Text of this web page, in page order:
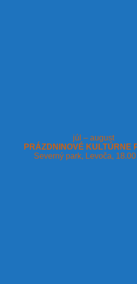
júl – august
PRÁZDNINOVÉ KULTÚRNE
Severný park, Levoča,